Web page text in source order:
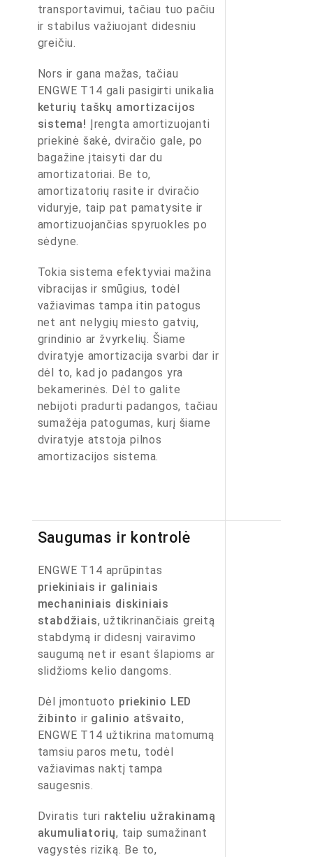
transportavimui, tačiau tuo pačiu
ir stabilus važiuojant didesniu
greičiu.
Nors ir gana mažas, tačiau
ENGWE T14 gali pasigirti unikalia
keturių taškų amortizacijos
sistema! Įrengta amortizuojanti
priekinė šakė, dviračio gale, po
bagažine įtaisyti dar du
amortizatoriai. Be to,
amortizatorių rasite ir dviračio
viduryje, taip pat pamatysite ir
amortizuojančias spyruokles po
sėdyne.
Tokia sistema efektyviai mažina
vibracijas ir smūgius, todėl
važiavimas tampa itin patogus
net ant nelygių miesto gatvių,
grindinio ar žvyrkelių. Šiame
dviratyje amortizacija svarbi dar ir
dėl to, kad jo padangos yra
bekamerinės. Dėl to galite
nebijoti pradurti padangos, tačiau
sumažėja patogumas, kurį šiame
dviratyje atstoja pilnos
amortizacijos sistema.
Saugumas ir kontrolė
ENGWE T14 aprūpintas
priekiniais ir galiniais
mechaniniais diskiniais
stabdžiais, užtikrinančiais greitą
stabdymą ir didesnį vairavimo
saugumą net ir esant šlapioms ar
slidžioms kelio dangoms.
Dėl įmontuoto priekinio LED
žibinto ir galinio atšvaito,
ENGWE T14 užtikrina matomumą
tamsiu paros metu, todėl
važiavimas naktį tampa
saugesnis.
Dviratis turi rakteliu užrakinamą
akumuliatorių, taip sumažinant
vagystės riziką. Be to,